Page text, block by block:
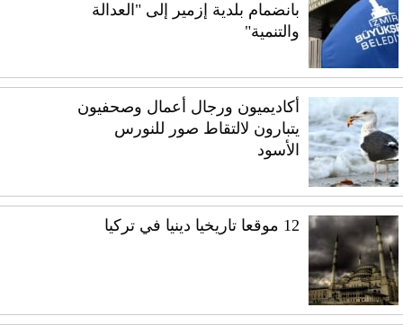
بانضمام بلدية إزمير إلى "العدالة
والتنمية"
أكاديميون ورجال أعمال وصحفيون
يتبارون لالتقاط صور للنورس
الأسود
12 موقعا تاريخيا دينيا في تركيا